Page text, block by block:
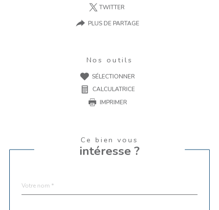
TWITTER
PLUS DE PARTAGE
Nos outils
SÉLECTIONNER
CALCULATRICE
IMPRIMER
Ce bien vous
intéresse ?
par
*